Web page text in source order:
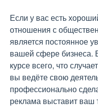
Если у вас есть
отношения с
является постоянное
вашей сфере бизнеса.
курсе всего, что
вы ведёте свою
профессионально
реклама выставит